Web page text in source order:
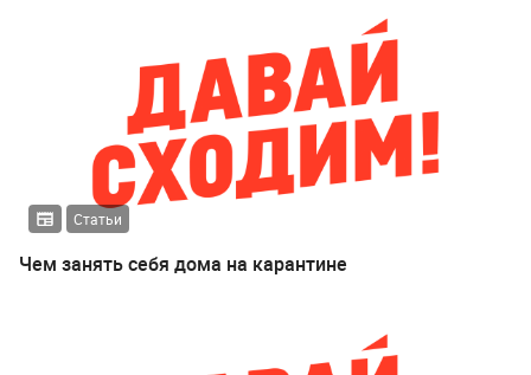
Статьи
Чем занять себя дома на карантине